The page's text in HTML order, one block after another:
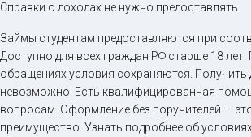
Справки о доходах не нужно предоставлять.
Займы студентам предоставляются при
Доступно для всех граждан РФ старше 18
обращениях условия сохраняются. Получить
невозможно. Есть квалифицированная
вопросам. Оформление без поручителей —
преимущество. Узнать подробнее об